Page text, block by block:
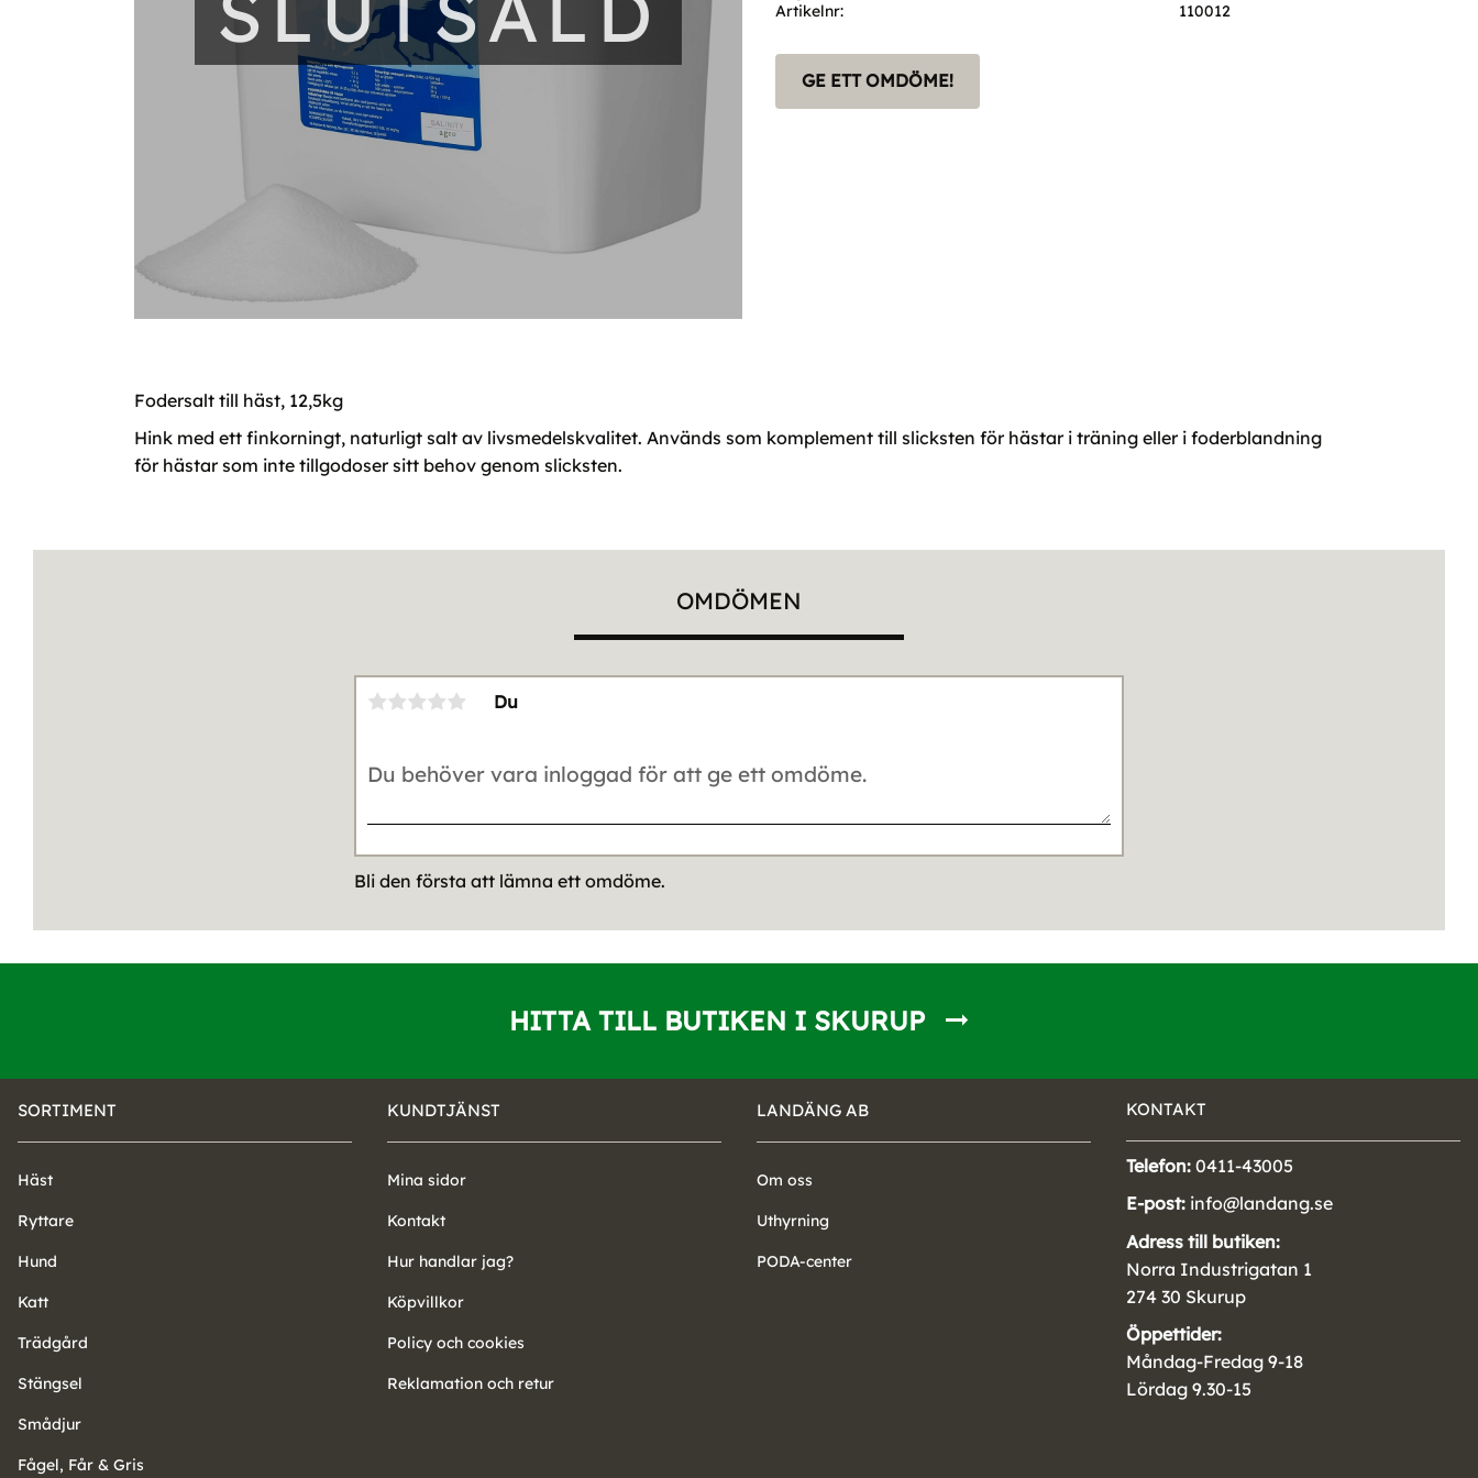
Artikelnr
110012
GE ETT OMDÖME!
Fodersalt till häst, 12,5kg
Hink med ett finkorningt, naturligt salt av livsmedelskvalitet. Används som komplement till slicksten för hästar i träning eller i foderblandning
för hästar som inte tillgodoser sitt behov genom slicksten.
OMDÖMEN
Du
Bli den första att lämna ett omdöme.
HITTA TILL BUTIKEN I SKURUP
SORTIMENT
Häst
Ryttare
Hund
Katt
Trädgård
Stängsel
Smådjur
Fågel, Får & Gris
KUNDTJÄNST
Mina sidor
Kontakt
Hur handlar jag?
Köpvillkor
Policy och cookies
Reklamation och retur
LANDÄNG AB
Om oss
Uthyrning
PODA-center
KONTAKT
Telefon: 0411-43005
E-post: info@landang.se
Adress till butiken:
Norra Industrigatan 1
274 30 Skurup
Öppettider:
Måndag-Fredag 9-18
Lördag 9.30-15